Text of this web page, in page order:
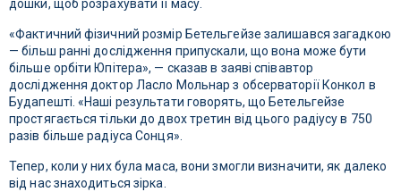
дошки, щоб розрахувати її масу.
«Фактичний фізичний розмір Бетельгейзе залишався загадкою
— більш ранні дослідження припускали, що вона може бути
більше орбіти Юпітера», — сказав в заяві співавтор
дослідження доктор Ласло Мольнар з обсерваторії Конкол в
Будапешті. «Наші результати говорять, що Бетельгейзе
простягається тільки до двох третин від цього радіусу в 750
разів більше радіуса Сонця».
Тепер, коли у них була маса, вони змогли визначити, як далеко
від нас знаходиться зірка.